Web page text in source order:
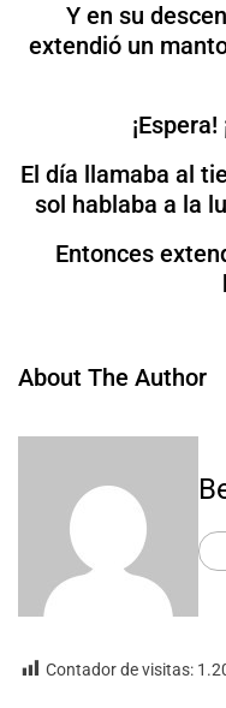
Y en su
extendió un
El día llamaba al
sol hablaba a la
Entonces
About The Author
Contador de visitas: